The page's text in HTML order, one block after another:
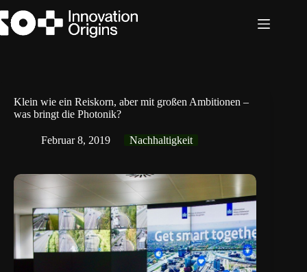
Inhalt
springen
Klein wie ein Reiskorn, aber mit großen Ambitionen –
was bringt die Photonik?
Februar 8, 2019 Nachhaltigkeit